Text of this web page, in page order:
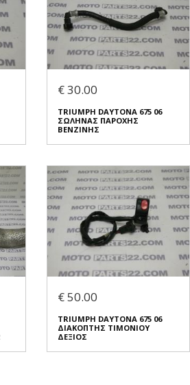
€ 30.00
TRIUMPH DAYTONA 675 06
ΣΩΛΗΝΑΣ ΠΑΡΟΧΗΣ
ΒΕΝΖΙΝΗΣ
€ 50.00
TRIUMPH DAYTONA 675 06
ΔΙΑΚΟΠΤΗΣ ΤΙΜΟΝΙΟΥ
ΔΕΞΙΟΣ